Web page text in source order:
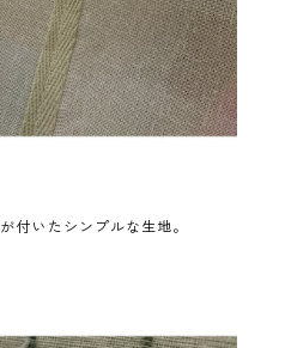
付いたシンプルな生地。